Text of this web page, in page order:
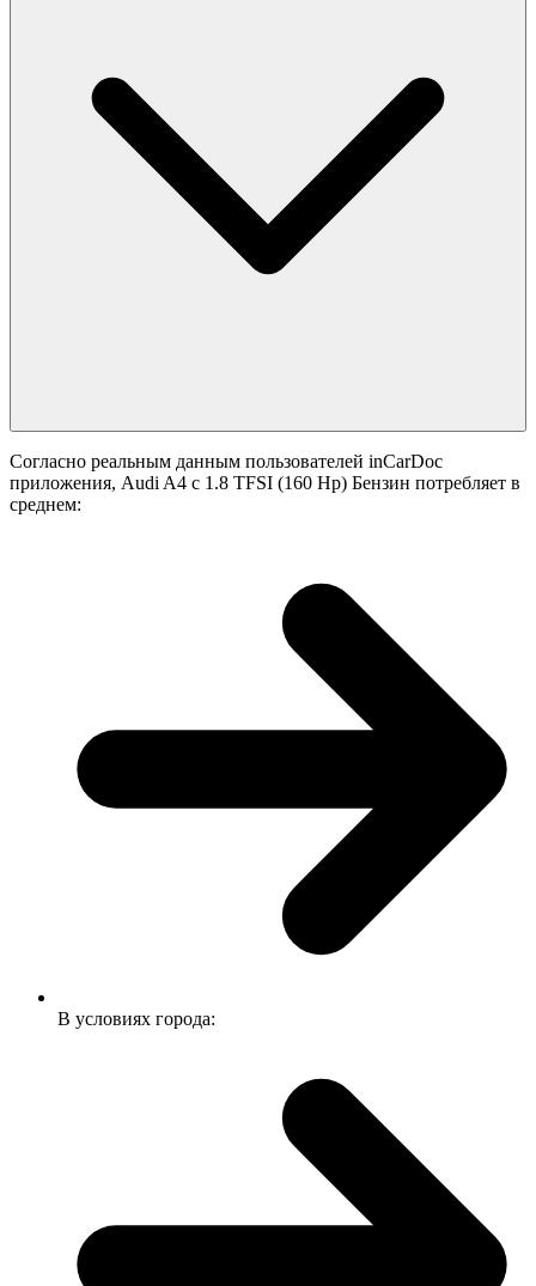
Согласно реальным данным пользователей inCarDoc
приложения, Audi A4 с 1.8 TFSI (160 Hp) Бензин потребляет в
среднем:
В условиях города: